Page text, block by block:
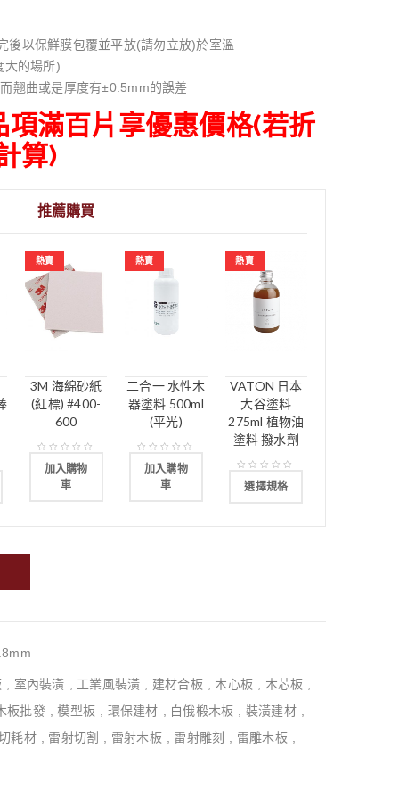
後以保鮮膜包覆並平放(請勿立放)於室溫
大的場所)
翹曲或是厚度有±0.5mm的誤差
滿百片享優惠價格(若折
算)
推薦購買
熱賣
3M 海綿砂紙
(紅標) #400-
600
加入購物
車
熱賣
二合一 水性木
器塗料 500ml
(平光)
加入購物
車
熱賣
VATON 日本
大谷塗料
275ml 植物油
塗料 撥水劑
選擇規格
, 室內裝潢 , 工業風裝潢 , 建材合板 ,木心板 , 木芯板 ,
板批發 ,模型板 , 環保建材 , 白俄椴木板 , 裝潢建材 ,
耗材 , 雷射切割 , 雷射木板 , 雷射雕刻 , 雷雕木板 ,